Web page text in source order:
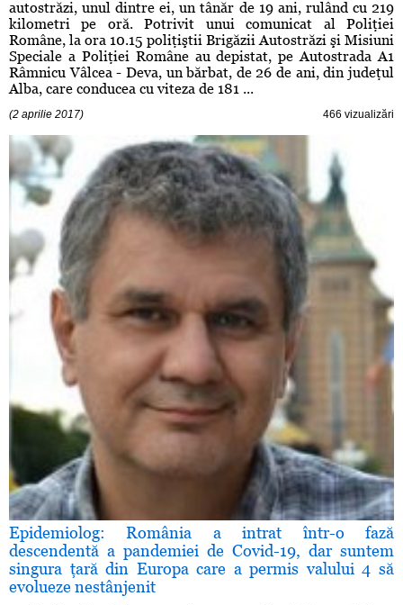
autostrăzi, unul dintre ei, un tânăr de 19 ani, rulând cu 219
kilometri pe oră. Potrivit unui comunicat al Poliţiei
Române, la ora 10.15 poliţiştii Brigăzii Autostrăzi şi Misiuni
Speciale a Poliţiei Române au depistat, pe Autostrada A1
Râmnicu Vâlcea - Deva, un bărbat, de 26 de ani, din judeţul
Alba, care conducea cu viteza de 181 ...
(2 aprilie 2017) 466 vizualizări
Epidemiolog: România a intrat într-o fază
descendentă a pandemiei de Covid-19, dar suntem
singura ţară din Europa care a permis valului 4 să
evolueze nestânjenit